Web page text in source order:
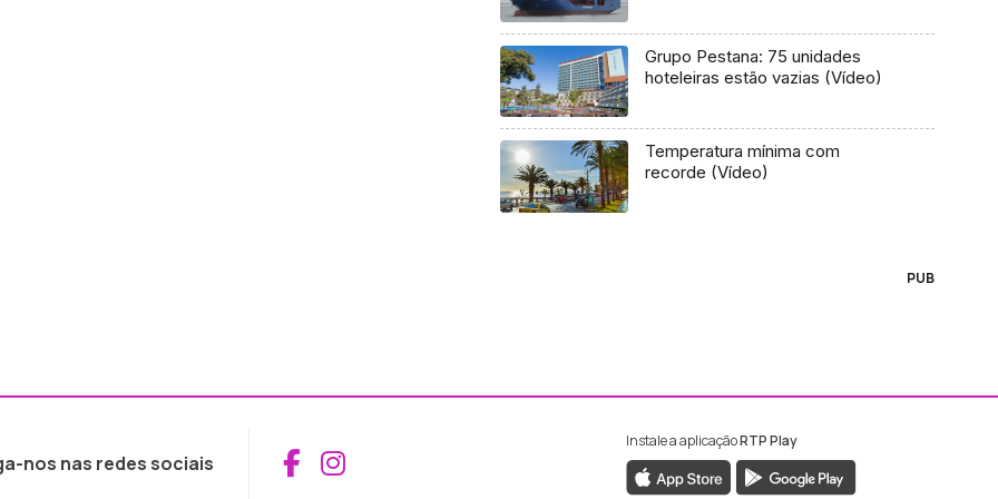
Grupo Pestana: 75 unidades
hoteleiras estão vazias (Vídeo)
Temperatura mínima com
recorde (Vídeo)
PUB
nos nas redes sociais Aceder ao Facebook da RTP Madeira
Aceder ao Instagram da RTP Madeira
Instale a aplicaçãoRTP Play